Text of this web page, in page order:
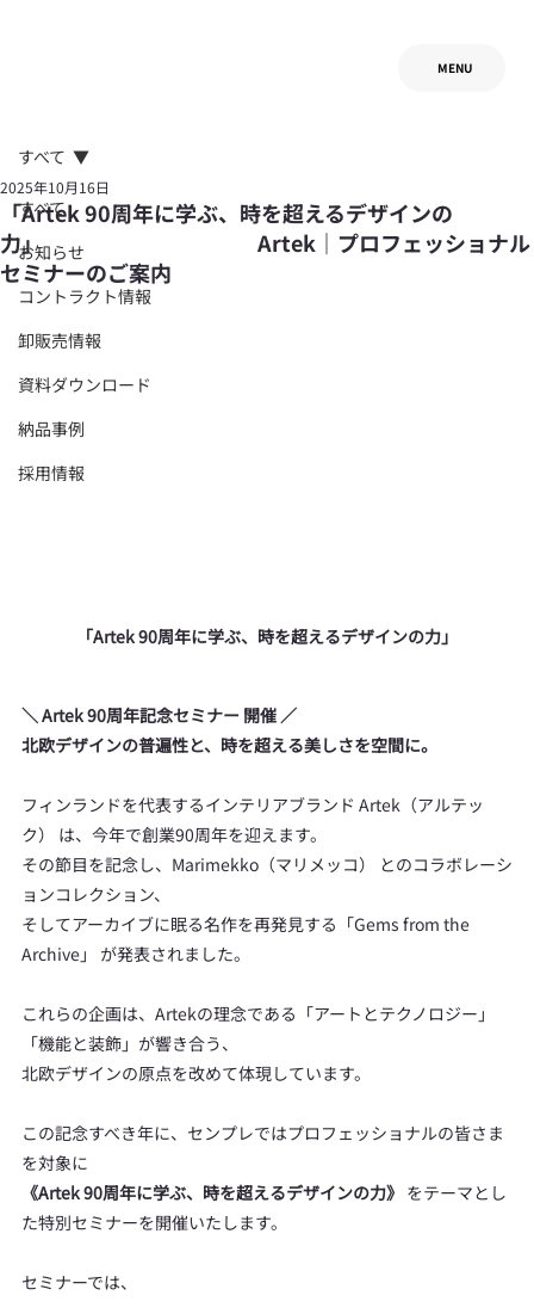
MENU
すべて
お知らせ
コントラクト情報
卸販売情報
資料ダウンロード
納品事例
採用情報
すべて
「Artek 90周年に学ぶ、時を超えるデザインの
力」 Artek｜プロフェッショナル
セミナーのご案内​​​​
2025年10月16日
「Artek 90周年に学ぶ、時を超えるデザインの力」
＼ Artek 90周年記念セミナー 開催 ／
北欧デザインの普遍性と、時を超える美しさを空間に。
フィンランドを代表するインテリアブランド Artek（アルテッ
ク） は、今年で創業90周年を迎えます。
その節目を記念し、Marimekko（マリメッコ） とのコラボレーシ
ョンコレクション、
そしてアーカイブに眠る名作を再発見する「Gems from the
Archive」 が発表されました。
これらの企画は、Artekの理念である「アートとテクノロジー」
「機能と装飾」が響き合う、
北欧デザインの原点を改めて体現しています。
この記念すべき年に、センプレではプロフェッショナルの皆さま
を対象に
《Artek 90周年に学ぶ、時を超えるデザインの力》 をテーマとし
た特別セミナーを開催いたします。
セミナーでは、